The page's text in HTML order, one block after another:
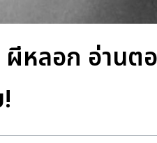
หลอก อ่านต